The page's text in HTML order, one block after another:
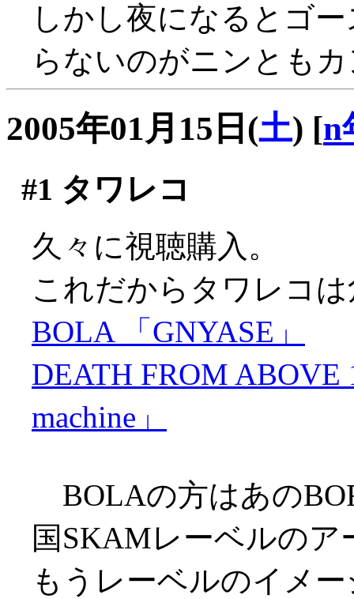
しかし夜になるとゴ
らないのがニンとも
2005年01月15日(土) [n
#1 タワレコ
久々に視聴購入。
これだからタワレコ
BOLA 「GNYASE」
DEATH FROM ABOVE
machine」
BOLAの方はあの
国SKAMレーベルのア
もうレーベルのイメ